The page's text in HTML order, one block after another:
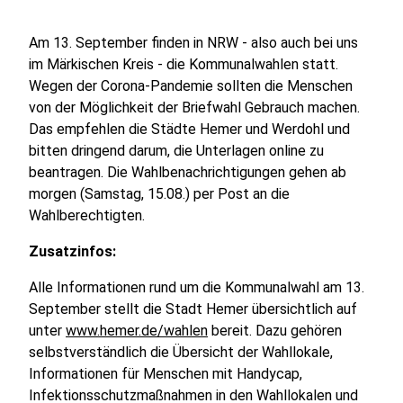
Am 13. September finden in NRW - also auch bei uns
im Märkischen Kreis - die Kommunalwahlen statt.
Wegen der Corona-Pandemie sollten die Menschen
von der Möglichkeit der Briefwahl Gebrauch machen.
Das empfehlen die Städte Hemer und Werdohl und
bitten dringend darum, die Unterlagen online zu
beantragen. Die Wahlbenachrichtigungen gehen ab
morgen (Samstag, 15.08.) per Post an die
Wahlberechtigten.
Zusatzinfos:
Alle Informationen rund um die Kommunalwahl am 13.
September stellt die Stadt Hemer übersichtlich auf
unter www.hemer.de/wahlen bereit. Dazu gehören
selbstverständlich die Übersicht der Wahllokale,
Informationen für Menschen mit Handycap,
Infektionsschutzmaßnahmen in den Wahllokalen und